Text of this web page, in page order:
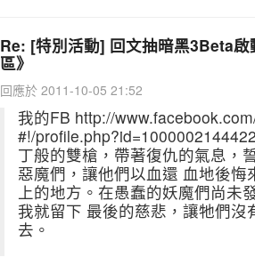
Re: [特別活動] 回文抽暗黑3Beta
區》
回應於 2011-10-05 21:52
我的FB http://
#!/
丁般的雙槍，帶著復仇的氣息，
惡魔們，讓他們以血還 血地後悔
上的地方。在愚蠢的妖魔們尚未
我就留下 最後的慈悲，讓牠們沒
去。